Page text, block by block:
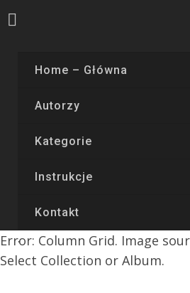
Home – Główna
Autorzy
Kategorie
Instrukcje
Kontakt
Error: Column Grid. Image
Select Collection or Album.